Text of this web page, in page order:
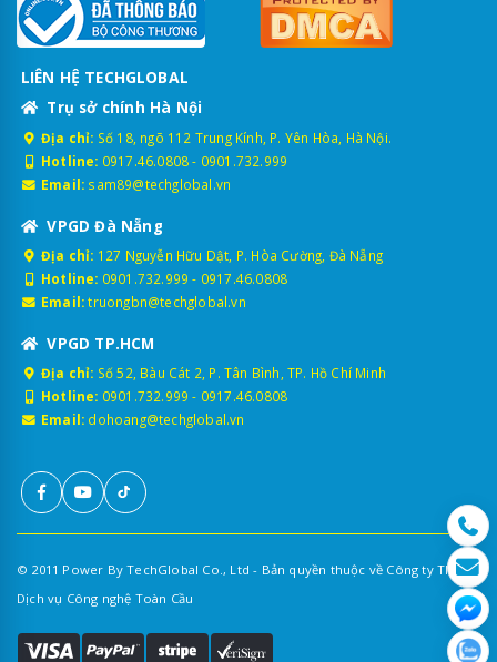
Khác với định vị GPS thông thường chỉ xác định vị trí (lắp cho xe
cá nhân), thiết bị hành trình xe này là phiên bản nâng cấp, có giá
trị pháp lý bắt buộc cho xe vận tải. Thiết bị này có đầu đọc thẻ lái
xe (RFID) để ghi nhận tên tài xế, có cổng trích xuất dữ liệu, và bắt
buộc phải truyền dữ liệu liên tục về Bộ Công An.
2. Quy định về lắp thiết bị giám sát
hành trình ô tô
2.1. Cơ sở pháp lý
Lắp giám sát hành trình GPS trên xe kinh doanh vận tải là nghĩa
vụ bắt buộc, được quy định trong các văn bản quan trọng như:
Nghị định 10/2020/NĐ-CP
Nghị định 47/2022/NĐ-CP
Nghị định 151/2024/NĐ-CP
2.2. Đối tượng bắt buộc lắp
Theo quy định hiện hành, các loại phương tiện sau phải lắp thiết
Xe tải kinh doanh vận tải hàng hóa thông mang phù
hiệu "xe tải", nhưng không phải là xe đầu kéo hay
container.
Xe taxi truyền thống & taxi công nghệ (Xanh SM,
LIÊN HỆ TECHGLOBAL
Trụ sở chính Hà Nội
Địa chỉ: Số 18, ngõ 112 Trung Kính, P. Yên Hòa, Hà Nội.
Hotline: 0917.46.0808- 0901.732.999
Email: sam89@techglobal.vn
VPGD Đà Nẵng
Địa chỉ: 127 Nguyễn Hữu Dật, P. Hòa Cường, Đà Nẵng
Hotline: 0901.732.999 - 0917.46.0808
Email: truongbn@techglobal.vn
VPGD TP.HCM
Địa chỉ: Số 52, Bàu Cát 2, P. Tân Bình, TP. Hồ Chí Minh
Hotline: 0901.732.999 - 0917.46.0808
Email: dohoang@techglobal.vn
© 2011 Power By TechGlobal Co., Ltd - Bản quyền thuộc về Công ty TNHH
Dịch vụ Công nghệ Toàn Cầu